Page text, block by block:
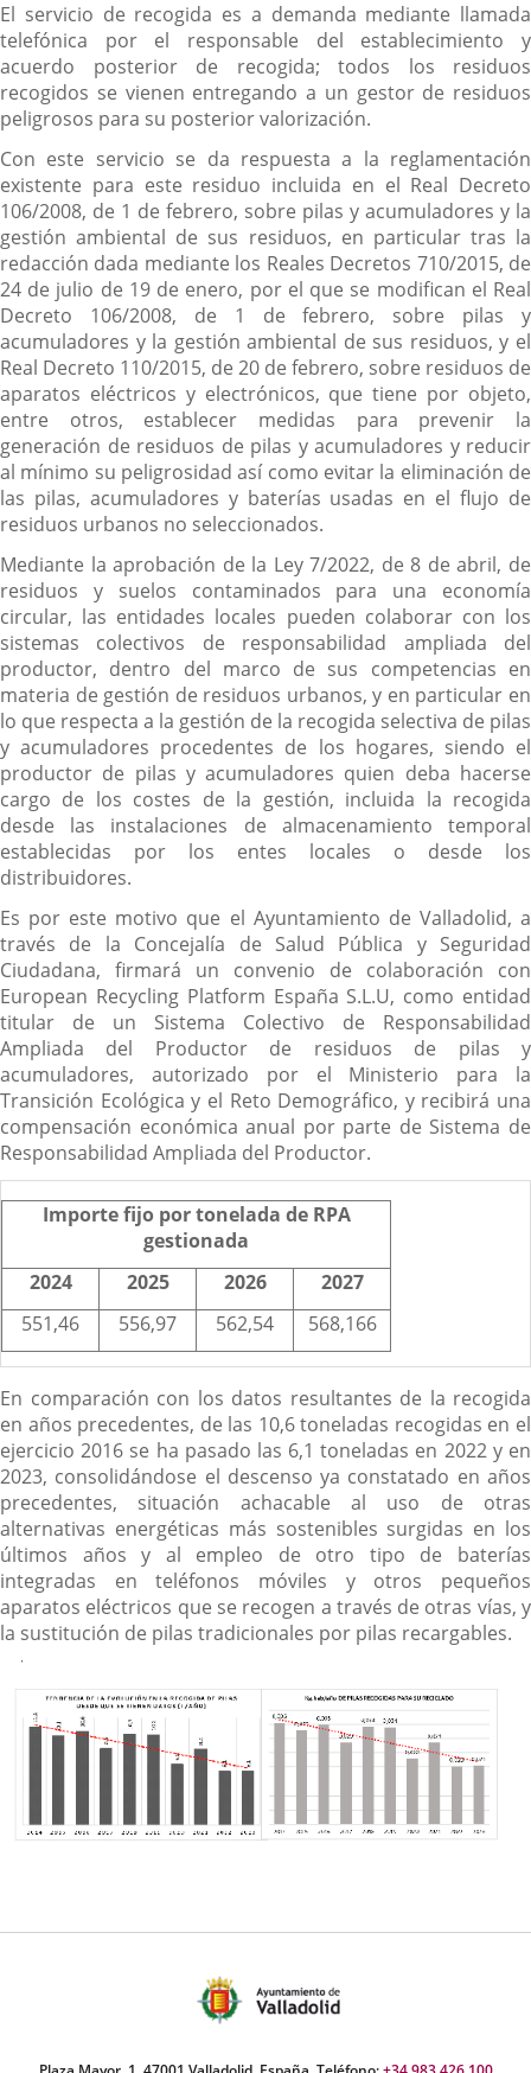
El servicio de recogida es a demanda mediante llamada
telefónica por el responsable del establecimiento y
acuerdo posterior de recogida; todos los residuos
recogidos se vienen entregando a un gestor de residuos
peligrosos para su posterior valorización.
Con este servicio se da respuesta a la reglamentación
existente para este residuo incluida en el Real Decreto
106/2008, de 1 de febrero, sobre pilas y acumuladores y la
gestión ambiental de sus residuos, en particular tras la
redacción dada mediante los Reales Decretos 710/2015, de
24 de julio de 19 de enero, por el que se modifican el Real
Decreto 106/2008, de 1 de febrero, sobre pilas y
acumuladores y la gestión ambiental de sus residuos, y el
Real Decreto 110/2015, de 20 de febrero, sobre residuos de
aparatos eléctricos y electrónicos, que tiene por objeto,
entre otros, establecer medidas para prevenir la
generación de residuos de pilas y acumuladores y reducir
al mínimo su peligrosidad así como evitar la eliminación de
las pilas, acumuladores y baterías usadas en el flujo de
residuos urbanos no seleccionados.
Mediante la aprobación de la Ley 7/2022, de 8 de abril, de
residuos y suelos contaminados para una economía
circular, las entidades locales pueden colaborar con los
sistemas colectivos de responsabilidad ampliada del
productor, dentro del marco de sus competencias en
materia de gestión de residuos urbanos, y en particular en
lo que respecta a la gestión de la recogida selectiva de pilas
y acumuladores procedentes de los hogares, siendo el
productor de pilas y acumuladores quien deba hacerse
cargo de los costes de la gestión, incluida la recogida
desde las instalaciones de almacenamiento temporal
establecidas por los entes locales o desde los
distribuidores.
Es por este motivo que el Ayuntamiento de Valladolid, a
través de la Concejalía de Salud Pública y Seguridad
Ciudadana, firmará un convenio de colaboración con
European Recycling Platform España S.L.U, como entidad
titular de un Sistema Colectivo de Responsabilidad
Ampliada del Productor de residuos de pilas y
acumuladores, autorizado por el Ministerio para la
Transición Ecológica y el Reto Demográfico, y recibirá una
compensación económica anual por parte de Sistema de
Responsabilidad Ampliada del Productor.
Importe fijo por tonelada de RPA
gestionada
2024
2025 2026
2027
551,46
556,97 562,54 568,166
En comparación con los datos resultantes de la recogida
en años precedentes, de las 10,6 toneladas recogidas en el
ejercicio 2016 se ha pasado las 6,1 toneladas en 2022 y en
2023, consolidándose el descenso ya constatado en años
precedentes, situación achacable al uso de otras
alternativas energéticas más sostenibles surgidas en los
últimos años y al empleo de otro tipo de baterías
integradas en teléfonos móviles y otros pequeños
aparatos eléctricos que se recogen a través de otras vías, y
la sustitución de pilas tradicionales por pilas recargables.